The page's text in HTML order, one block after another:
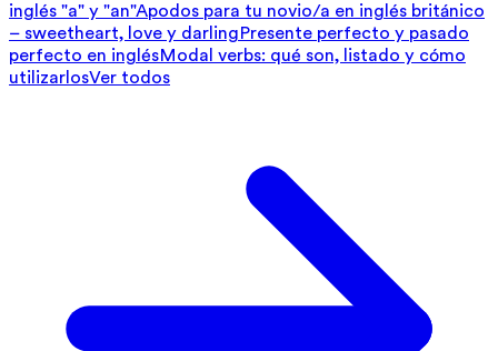
inglés "a" y "an"Apodos para tu novio/a en inglés británico
– sweetheart, love y darlingPresente perfecto y pasado
perfecto en inglésModal verbs: qué son, listado y cómo
utilizarlosVer todos